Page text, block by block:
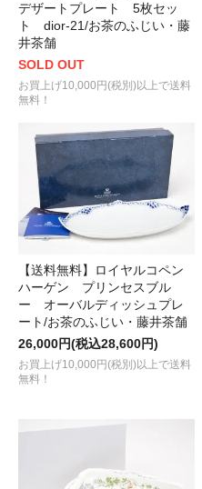
デザートプレート 5枚セッ
ト dior-21/お茶のふじい・藤
井茶舗
SOLD OUT
お買上げ10,000円(税別)以上で送料
無料！
【送料無料】ロイヤルコペン
ハーゲン プリンセスブル
ー オーバルディッシュプレ
ート/お茶のふじい・藤井茶舗
26,000円(税込28,600円)
お買上げ10,000円(税別)以上で送料
無料！